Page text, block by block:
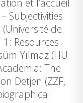
et l’accueil
Subjectivities
de
Resources
Yılmaz (HU
The
Detjen (ZZF,